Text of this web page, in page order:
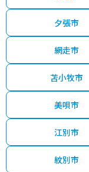
夕張市
網走市
苫小牧市
美唄市
江別市
紋別市